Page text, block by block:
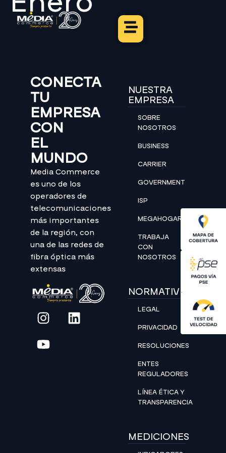
CONECTA
TU
EMPRESA
CON
EL
MUNDO
Media Commerce
es uno de los
operadores de
telecomunicaciones
más importantes
de la región, con
una de las redes de
fibra óptica más
extensas
NUESTRA
EMPRESA
SOBRE
NOSOTROS
BUSINESS
CARRIER
GOVERNMENT
ISP
MEGAHOGAR
TRABAJA
CON
NOSOTROS
NORMATIVIDAD
LEGAL
PRIVACIDAD
RESOLUCIONES
ENTES
REGULADORES
LÍNEA ÉTICA Y
TRANSPARENCIA
MEDICIONES